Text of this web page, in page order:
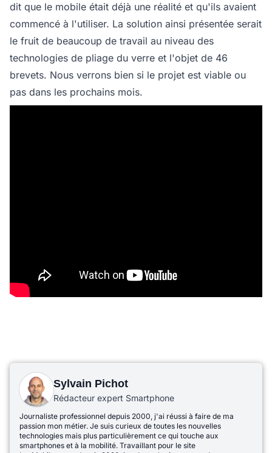
dit que le mobile était déjà une réalité et qu'ils avaient
commencé à l'utiliser. La solution ainsi présentée serait
le fruit de beaucoup de travail au niveau des
technologies de pliage du verre et l'objet de 46
brevets. Nous verrons bien si le projet est viable ou
pas dans les prochains mois.
Sylvain Pichot
Rédacteur expert Smartphone
Journaliste professionnel depuis 2000, j'ai réussi à faire de ma
passion mon métier. Je suis curieux de toutes les nouvelles
technologies mais plus particulièrement ce qui touche aux
smartphones et à la mobilité. Travaillant pour le site